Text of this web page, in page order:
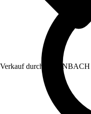
Verkauf durch: HORNBACH